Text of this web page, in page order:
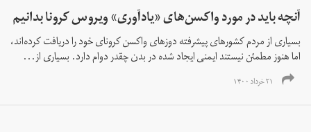
آنچه باید در مورد واکسن‌های «یادآوری» ویروس کرونا بدانیم
بسیاری از مردم کشورهای پیشرفته دوزهای واکسن کرونای خود را دریافت کرده‌اند،
اما هنوز مطمئن نیستند ایمنی ایجاد شده در بدن چقدر دوام دارد. بسیاری از...
۲۱ خرداد ۱۴۰۰